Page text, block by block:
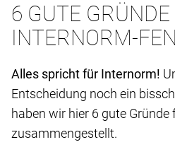
6 GUTE GRÜNDE
INTERNORM-
Alles spricht für Internorm!
Entscheidung noch ein
haben wir hier 6 gute
zusammengestellt.